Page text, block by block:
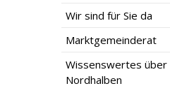
Wir sind für Sie da
Marktgemeinderat
Wissenswertes über
Nordhalben